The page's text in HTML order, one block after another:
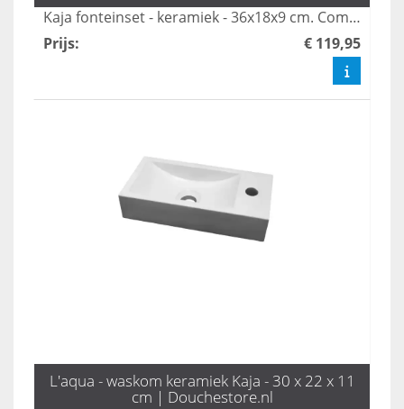
Kaja fonteinset - keramiek - 36x18x9 cm. Compleet met kraan, sifon en plug; ideaal voor kleine toiletruimtes.
Prijs: € 119,95
L'aqua - waskom keramiek Kaja - 30 x 22 x 11
cm | Douchestore.nl